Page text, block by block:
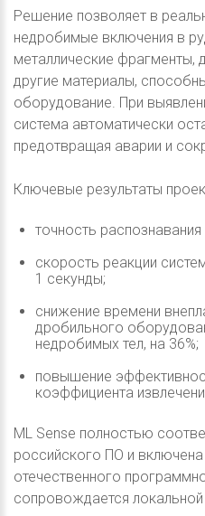
Решение позволяет в
недробимые включения в
металлические фрагменты,
другие материалы,
оборудование. При
система автоматически
предотвращая аварии и
Ключевые результаты
точность распознавания
скорость реакции
1 секунды;
снижение времени
дробильного
недробимых тел, на 36%;
повышение
коэффициента
ML Sense полностью
российского ПО и
отечественного
сопровождается